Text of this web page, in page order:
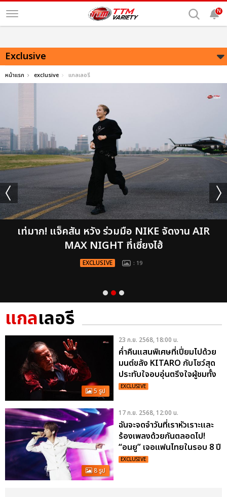
N
Exclusive
หน้าแรก exclusive แกลเลอรี
เท่มาก! แจ็คสัน หวัง ร่วมมือ NIKE จัดงาน AIR
MAX NIGHT ที่เซี่ยงไฮ้
EXCLUSIVE : 19
แกลเลอรี
5 รูป
23 ก.ย. 2568, 18:00 น.
ค่ำคืนแสนพิเศษที่เปี่ยมไปด้วย
มนต์ขลัง KITARO กับโชว์สุด
ประทับใจอบอุ่นตรึงใจผู้ชมทั้ง
ฮอลล์
EXCLUSIVE
8 รูป
17 ก.ย. 2568, 12:00 น.
ฉันจะจดจำวันที่เราหัวเราะและ
ร้องเพลงด้วยกันตลอดไป!
“อนยู” เจอแฟนไทยในรอบ 8 ปี
แสนดี และอบอุ่นไม่เปลี่ยน!
EXCLUSIVE